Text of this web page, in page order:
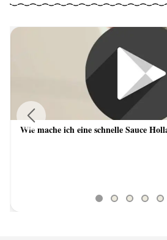
Wie mache ich eine schnelle Sauce
Previous